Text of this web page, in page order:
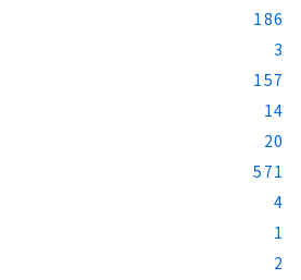
186
3
157
14
20
571
4
1
2